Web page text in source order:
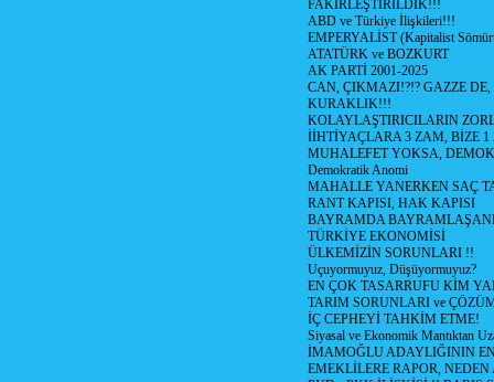
FAKİRLEŞTİRİLDİK!!!
ABD ve Türkiye İlişkileri!!!
EMPERYALİST (Kapitalist
ATATÜRK ve BOZKURT
AK PARTİ 2001-2025
CAN, ÇIKMAZI!?!? GAZZE
KURAKLIK!!!
KOLAYLAŞTIRICILARIN
İİHTİYAÇLARA 3 ZAM, BİZE
MUHALEFET YOKSA,
Demokratik Anomi
MAHALLE YANERKEN SAÇ
RANT KAPISI, HAK KAPISI
BAYRAMDA
TÜRKİYE EKONOMİSİ
ÜLKEMİZİN SORUNLARI !!
Uçuyormuyuz, Düşüyormuyuz?
EN ÇOK TASARRUFU KİM
TARIM SORUNLARI ve
İÇ CEPHEYİ TAHKİM ETME!
Siyasal ve Ekonomik Mantıktan
İMAMOĞLU ADAYLIĞININ
EMEKLİLERE RAPOR,